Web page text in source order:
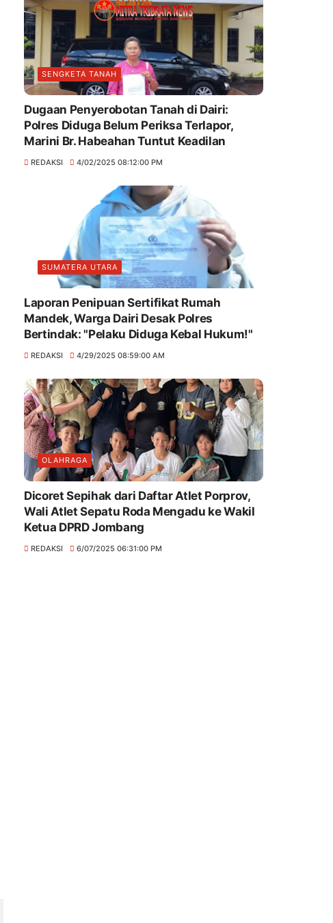
SENGKETA TANAH
Dugaan Penyerobotan Tanah di Dairi:
Polres Diduga Belum Periksa Terlapor,
Marini Br. Habeahan Tuntut Keadilan
REDAKSI 4/02/2025 08:12:00 PM
SUMATERA UTARA
Laporan Penipuan Sertifikat Rumah
Mandek, Warga Dairi Desak Polres
Bertindak: "Pelaku Diduga Kebal Hukum!"
REDAKSI 4/29/2025 08:59:00 AM
OLAHRAGA
Dicoret Sepihak dari Daftar Atlet Porprov,
Wali Atlet Sepatu Roda Mengadu ke Wakil
Ketua DPRD Jombang
REDAKSI 6/07/2025 06:31:00 PM